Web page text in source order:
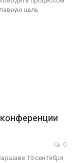
цель
0
19 сентября